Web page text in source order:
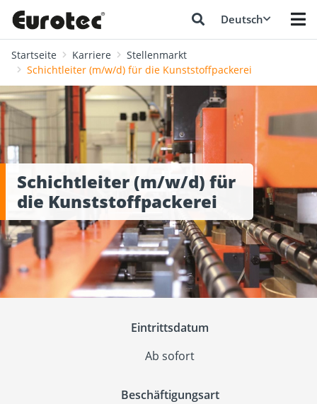
Deutsch
Startseite Karriere
Stellenmarkt
Schichtleiter (m/w/d) für die Kunststoffpackerei
Schichtleiter (m/w/d) für
die Kunststoffpackerei
Eintrittsdatum
Ab sofort
Beschäftigungsart